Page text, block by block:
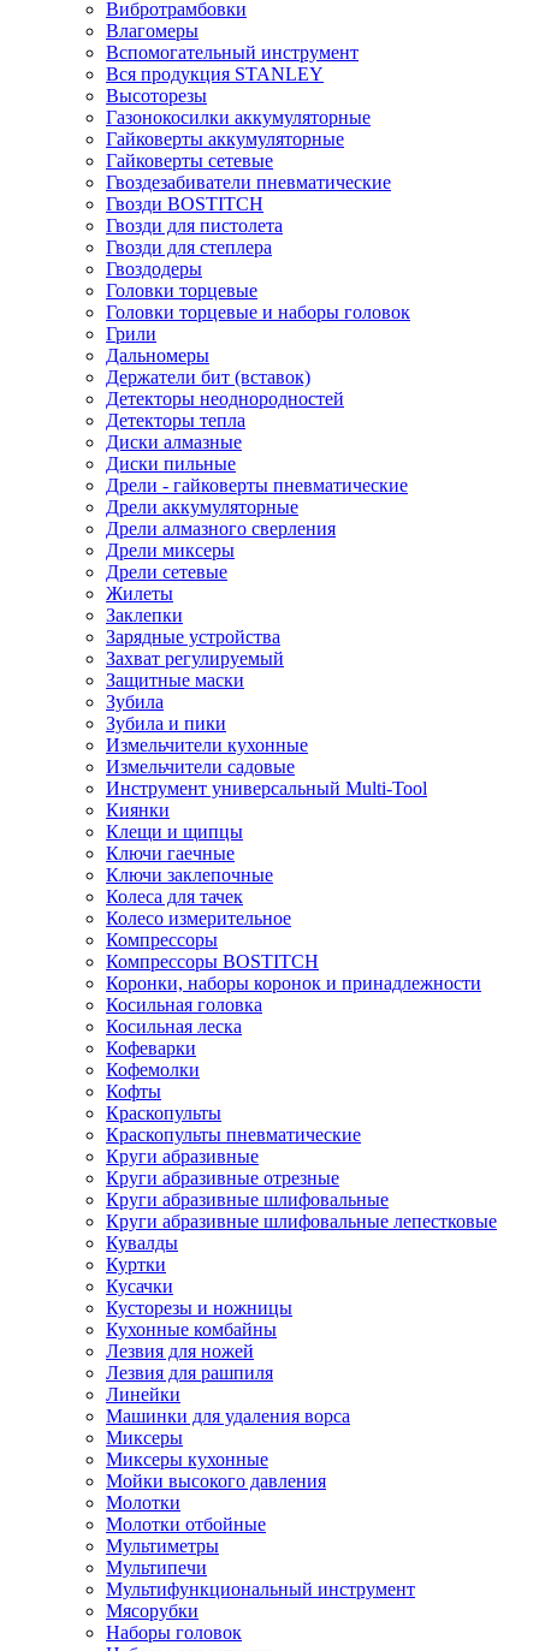
Вибротрамбовки
Влагомеры
Вспомогательный инструмент
Вся продукция STANLEY
Высоторезы
Газонокосилки аккумуляторные
Гайковерты аккумуляторные
Гайковерты сетевые
Гвоздезабиватели пневматические
Гвозди BOSTITCH
Гвозди для пистолета
Гвозди для степлера
Гвоздодеры
Головки торцевые
Головки торцевые и наборы головок
Грили
Дальномеры
Держатели бит (вставок)
Детекторы неоднородностей
Детекторы тепла
Диски алмазные
Диски пильные
Дрели - гайковерты пневматические
Дрели аккумуляторные
Дрели алмазного сверления
Дрели миксеры
Дрели сетевые
Жилеты
Заклепки
Зарядные устройства
Захват регулируемый
Защитные маски
Зубила
Зубила и пики
Измельчители кухонные
Измельчители садовые
Инструмент универсальный Multi-Tool
Киянки
Клещи и щипцы
Ключи гаечные
Ключи заклепочные
Колеса для тачек
Колесо измерительное
Компрессоры
Компрессоры BOSTITCH
Коронки, наборы коронок и принадлежности
Косильная головка
Косильная леска
Кофеварки
Кофемолки
Кофты
Краскопульты
Краскопульты пневматические
Круги абразивные
Круги абразивные отрезные
Круги абразивные шлифовальные
Круги абразивные шлифовальные лепестковые
Кувалды
Куртки
Кусачки
Кусторезы и ножницы
Кухонные комбайны
Лезвия для ножей
Лезвия для рашпиля
Линейки
Машинки для удаления ворса
Миксеры
Миксеры кухонные
Мойки высокого давления
Молотки
Молотки отбойные
Мультиметры
Мультипечи
Мультифункциональный инструмент
Мясорубки
Наборы головок